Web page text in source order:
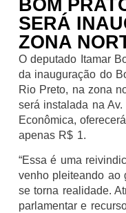
BOM
SERÁ
ZONA
O deputado Itamar
da inauguração do
Rio Preto, na zona
será instalada na
Econômica,
apenas R$ 1.
“Essa é uma
venho pleiteando ao
se torna realidade.
parlamentar e